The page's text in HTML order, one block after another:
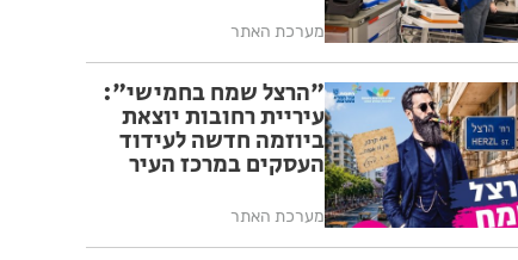
מערכת האתר
"הרצל שמח בחמישי":
עיריית רחובות יוצאת
ביוזמה חדשה לעידוד
העסקים במרכז העיר
מערכת האתר